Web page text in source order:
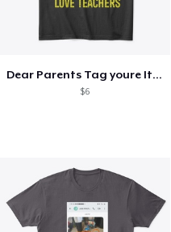
Dear Parents Tag youre It Love Teachers
$6